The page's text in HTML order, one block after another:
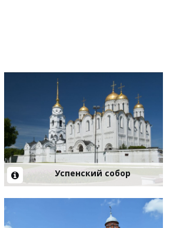
Успенский собор